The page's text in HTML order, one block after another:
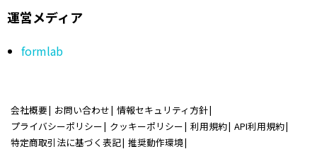
運営メディア
formlab
会社概要 お問い合わせ 情報セキュリティ方針
プライバシーポリシー
クッキーポリシー 利用規約 API利用規約
特定商取引法に基づく表記 推奨動作環境